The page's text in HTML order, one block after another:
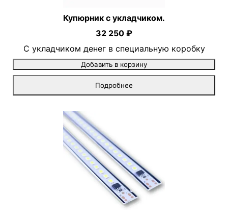
Купюрник с укладчиком.
32 250 ₽
С укладчиком денег в специальную коробку
Добавить в корзину
Подробнее